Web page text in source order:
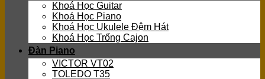
Khoá Học Guitar
Khoá Học Piano
Khoá Học Ukulele Đệm Hát
Khoá Học Trống Cajon
Đàn Piano
VICTOR VT02
TOLEDO T35